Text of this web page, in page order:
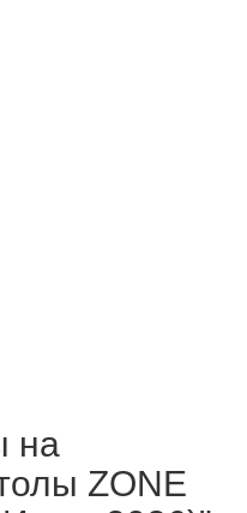
на
ZONE